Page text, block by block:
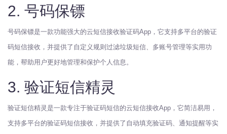
2. 号码保镖
号码保镖是一款功能强大的云短信接收验证码App，它支持多平台的验证
码短信接收，并提供了自定义规则过滤垃圾短信、多账号管理等实用功
能，帮助用户更好地管理和保护个人信息。
3. 验证短信精灵
验证短信精灵是一款专注于验证码短信的云短信接收App，它简洁易用，
支持多平台的验证码短信接收，并提供了自动填充验证码、通知提醒等实